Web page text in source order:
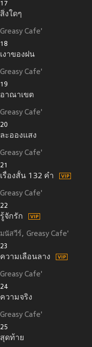
17
สิ่งใดๆ
Greasy Cafe'
18
เงาของฝน
Greasy Cafe'
19
อาณาเขต
Greasy Cafe'
20
ละอองแสง
Greasy Cafe'
21
เรื่องสั้น 132 คำ
Greasy Cafe'
22
รู้จักรัก
มนัสวีร์ Greasy Cafe'
23
ความเลือนลาง
Greasy Cafe'
24
ความจริง
Greasy Cafe'
25
สุดท้าย